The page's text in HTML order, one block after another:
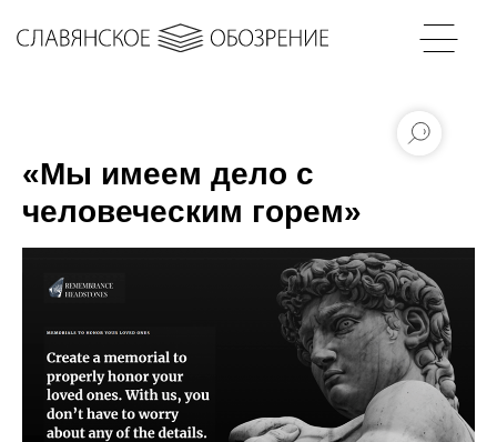
«Мы имеем дело с
человеческим горем»